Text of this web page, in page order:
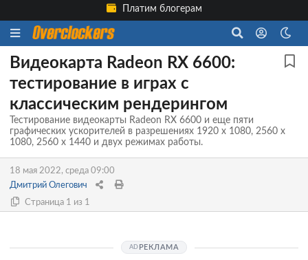
Платим блогерам
Видеокарта Radeon RX 6600:
тестирование в играх с
классическим рендерингом
Тестирование видеокарты Radeon RX 6600 и еще пяти
графических ускорителей в разрешениях 1920 х 1080, 2560 х
1080, 2560 х 1440 и двух режимах работы.
18 мая 2022, среда 09:00
Дмитрий Олегович
Страница 1 из 1
РЕКЛАМА